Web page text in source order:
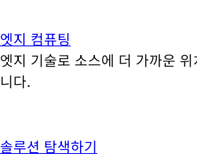
엣지 컴퓨팅
엣지 기술로 소스에 더 가까운
니다.
솔루션 탐색하기